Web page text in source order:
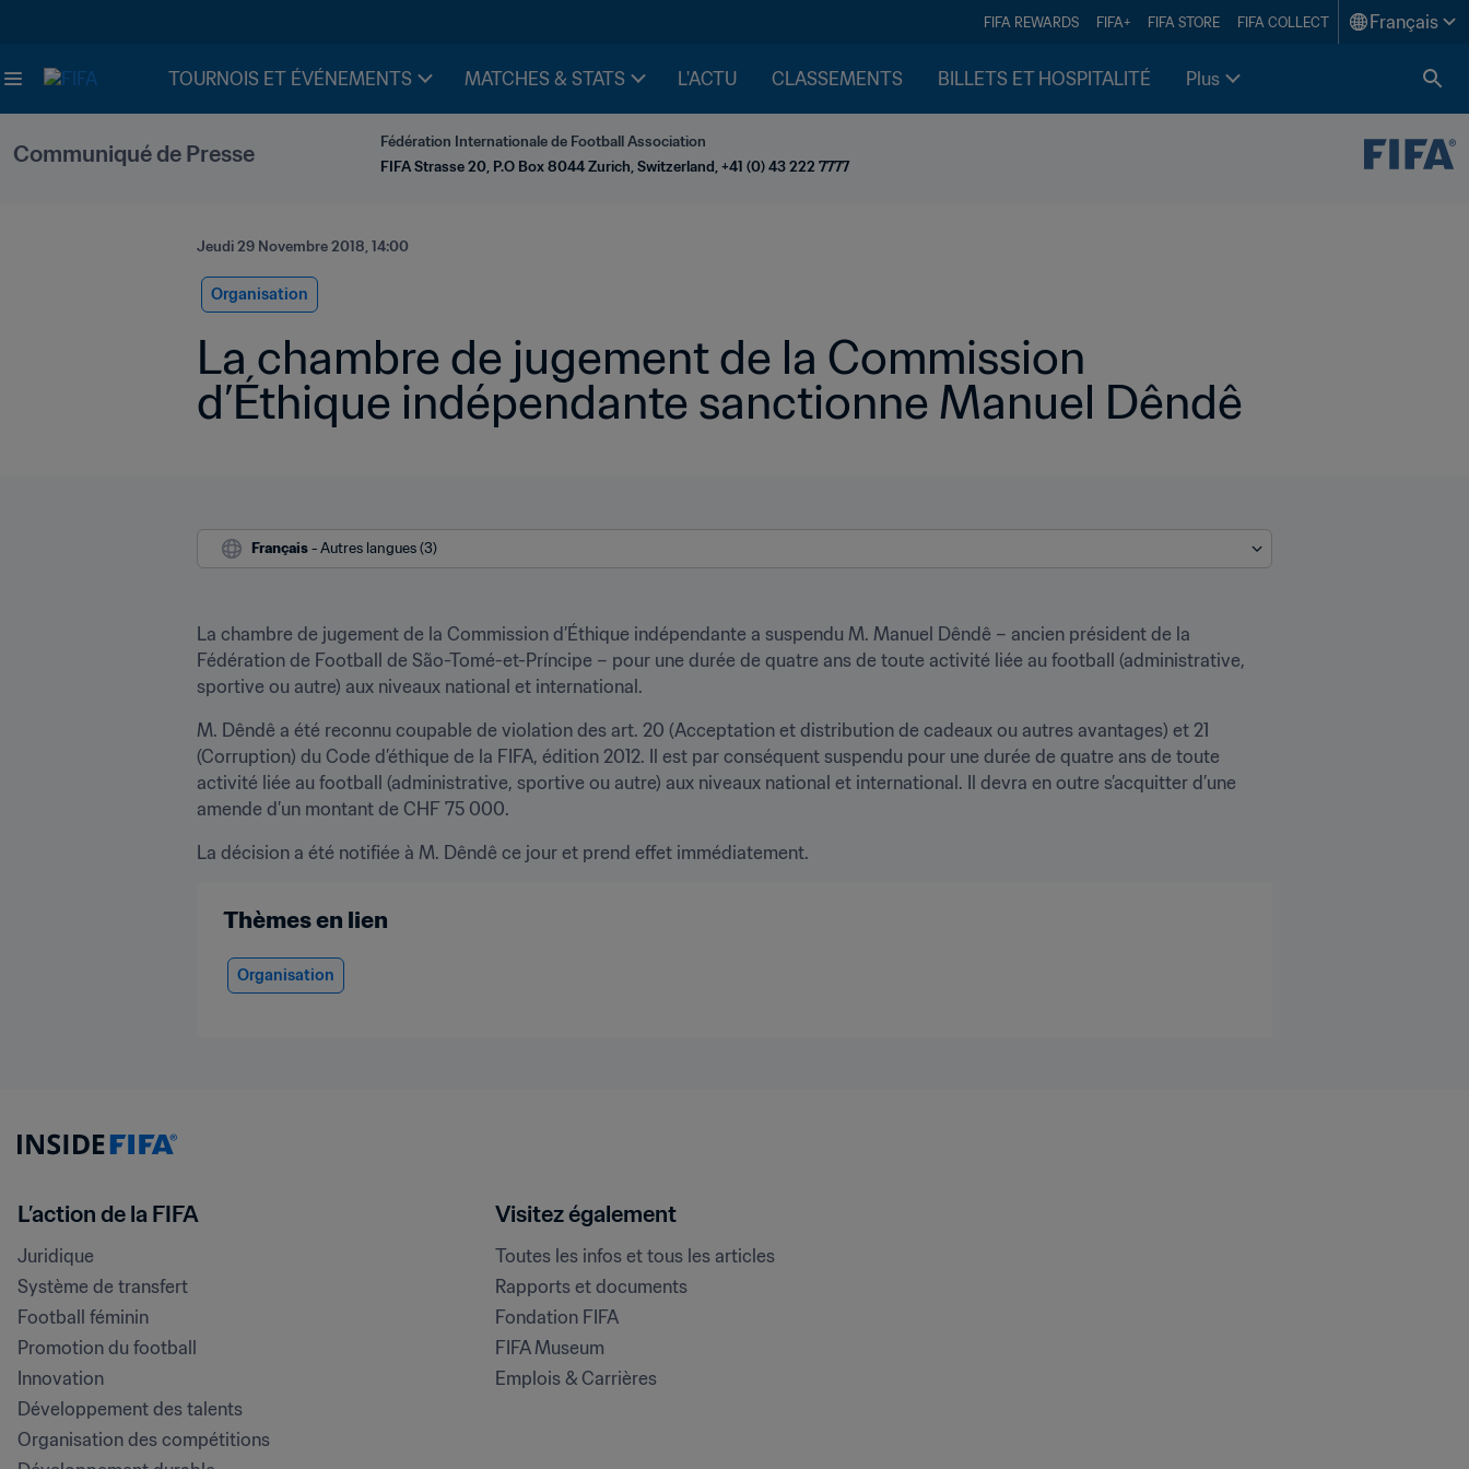
FIFA REWARDS FIFA+ FIFA STORE FIFA COLLECT Français
TOURNOIS ET ÉVÉNEMENTS MATCHES & STATS L'ACTU CLASSEMENTS BILLETS ET HOSPITALITÉ Plus
Communiqué de Presse
Fédération Internationale de Football Association
FIFA Strasse 20, P.O Box 8044 Zurich, Switzerland, +41 (0) 43 222 7777
Jeudi 29 Novembre 2018, 14:00
Organisation
La chambre de jugement de la Commission
d’Éthique indépendante sanctionne Manuel Dêndê
Français - Autres langues (3)
La chambre de jugement de la Commission d’Éthique indépendante a suspendu M. Manuel Dêndê – ancien président de la
Fédération de Football de São-Tomé-et-Príncipe – pour une durée de quatre ans de toute activité liée au football (administrative,
sportive ou autre) aux niveaux national et international.
M. Dêndê a été reconnu coupable de violation des art. 20 (Acceptation et distribution de cadeaux ou autres avantages) et 21
(Corruption) du Code d’éthique de la FIFA, édition 2012. Il est par conséquent suspendu pour une durée de quatre ans de toute
activité liée au football (administrative, sportive ou autre) aux niveaux national et international. Il devra en outre s’acquitter d’une
amende d’un montant de CHF 75 000.
La décision a été notifiée à M. Dêndê ce jour et prend effet immédiatement.
Thèmes en lien
Organisation
L’action de la FIFA
Juridique
Système de transfert
Football féminin
Promotion du football
Innovation
Développement des talents
Organisation des compétitions
Visitez également
Toutes les infos et tous les articles
Rapports et documents
Fondation FIFA
FIFA Museum
Emplois & Carrières